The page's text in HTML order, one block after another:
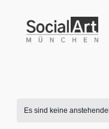
Es sind keine